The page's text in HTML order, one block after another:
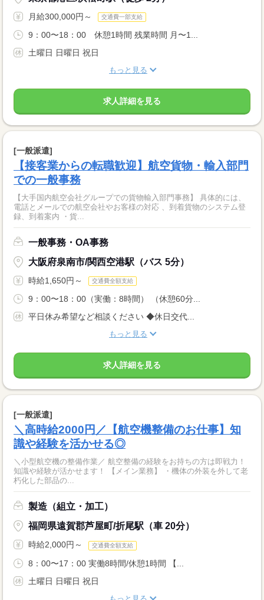
月給300,000円～ 交通費一部支給
9：00〜18：00 休憩1時間 残業時間 月〜1...
土曜日 日曜日 祝日
もっと見る
求人詳細を見る
[一般派遣]
【接客業からの転職歓迎】航空貨物・輸入部門
での一般事務
【大手国内航空会社グループでの貨物輸入部門事務】 具体的には、
電話とメールでの航空会社やお客様の対応 、到着貨物のシステム登
録、到着案内 ・貨...
一般事務・OA事務
大阪府泉南市/関西空港駅（バス 5分）
時給1,650円～ 交通費全額支給
9：00〜18：00（実働：8時間） （休憩60分...
平日休み希望など相談ください ◆休日交代...
もっと見る
求人詳細を見る
[一般派遣]
＼高時給2000円／【航空機整備のお仕事】知
識や経験を活かせる◎
＼小型航空機の整備作業／ 航空整備の経験をお持ちの方は即戦力！
知識や経験が活かせます！ 【メイン業務】 ・機体の外装を外して老
朽化した部品の...
製造（組立・加工）
福岡県遠賀郡芦屋町/折尾駅（車 20分）
時給2,000円～ 交通費全額支給
8：00〜17：00 実働8時間/休憩1時間 【...
土曜日 日曜日 祝日